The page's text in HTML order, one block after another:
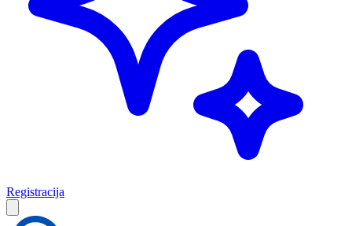
Registracija